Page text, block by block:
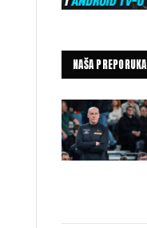
NAŠA PREPORUKA